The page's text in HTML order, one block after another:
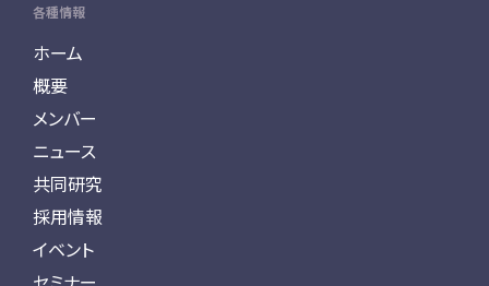
各種情報
ホーム
概要
メンバー
ニュース
共同研究
採用情報
イベント